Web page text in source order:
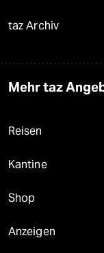
taz Archiv
Mehr taz
Reisen
Kantine
Shop
Anzeigen